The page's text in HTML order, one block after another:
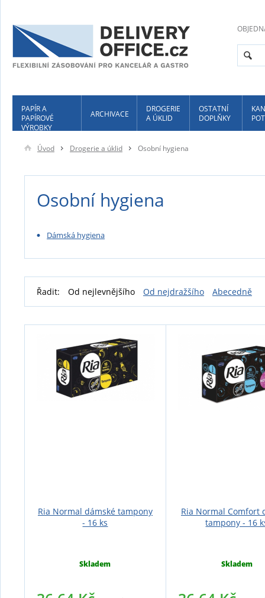
PAPÍR A
PAPÍROVÉ
VÝROBKY
ARCHIVACE
DROGERIE
A ÚKLID
OSTATNÍ
DOPLŇKY
Úvod Drogerie a úklid Osobní hygiena
Osobní hygiena
Dámská hygiena
Řadit: Od nejlevnějšího Od nejdražšího Abecedně
Ria Normal dámské tampony
- 16 ks
Skladem
Ria Normal Comfort
tampony - 16
Skladem